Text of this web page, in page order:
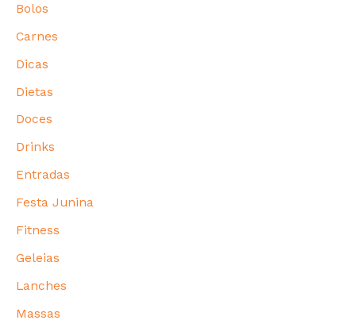
Bolos
Carnes
Dicas
Dietas
Doces
Drinks
Entradas
Festa Junina
Fitness
Geleias
Lanches
Massas